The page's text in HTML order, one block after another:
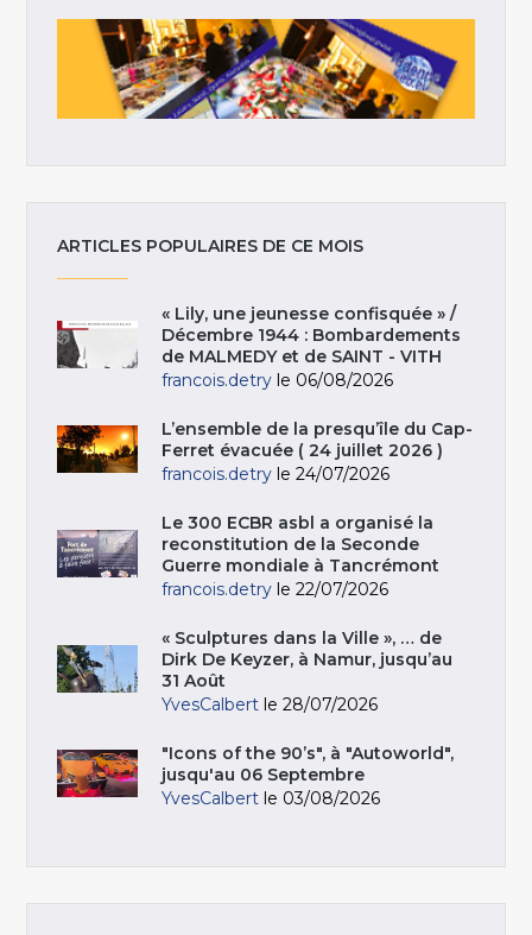
ARTICLES POPULAIRES DE CE MOIS
« Lily, une jeunesse confisquée » /
Décembre 1944 : Bombardements
de MALMEDY et de SAINT - VITH
francois.detry le 06/08/2026
L’ensemble de la presqu’île du Cap-
Ferret évacuée ( 24 juillet 2026 )
francois.detry le 24/07/2026
Le 300 ECBR asbl a organisé la
reconstitution de la Seconde
Guerre mondiale à Tancrémont
francois.detry le 22/07/2026
« Sculptures dans la Ville », … de
Dirk De Keyzer, à Namur, jusqu’au
31 Août
YvesCalbert le 28/07/2026
"Icons of the 90’s", à "Autoworld",
jusqu'au 06 Septembre
YvesCalbert le 03/08/2026